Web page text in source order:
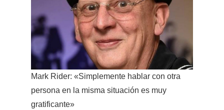
MUMLA APP ( MUY FÁCIL )
Mark Rider: «Simplemente hablar con otra
persona en la misma situación es muy
gratificante»